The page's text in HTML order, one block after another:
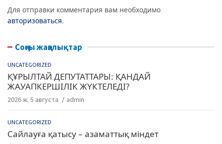
Для отправки комментария вам необходимо
авторизоваться.
Соңғы жаңалықтар
UNCATEGORIZED
ҚҰРЫЛТАЙ ДЕПУТАТТАРЫ: ҚАНДАЙ
ЖАУАПКЕРШІЛІК ЖҮКТЕЛЕДІ?
2026 ж. 5 августа admin
UNCATEGORIZED
Сайлауға қатысу – азаматтық міндет